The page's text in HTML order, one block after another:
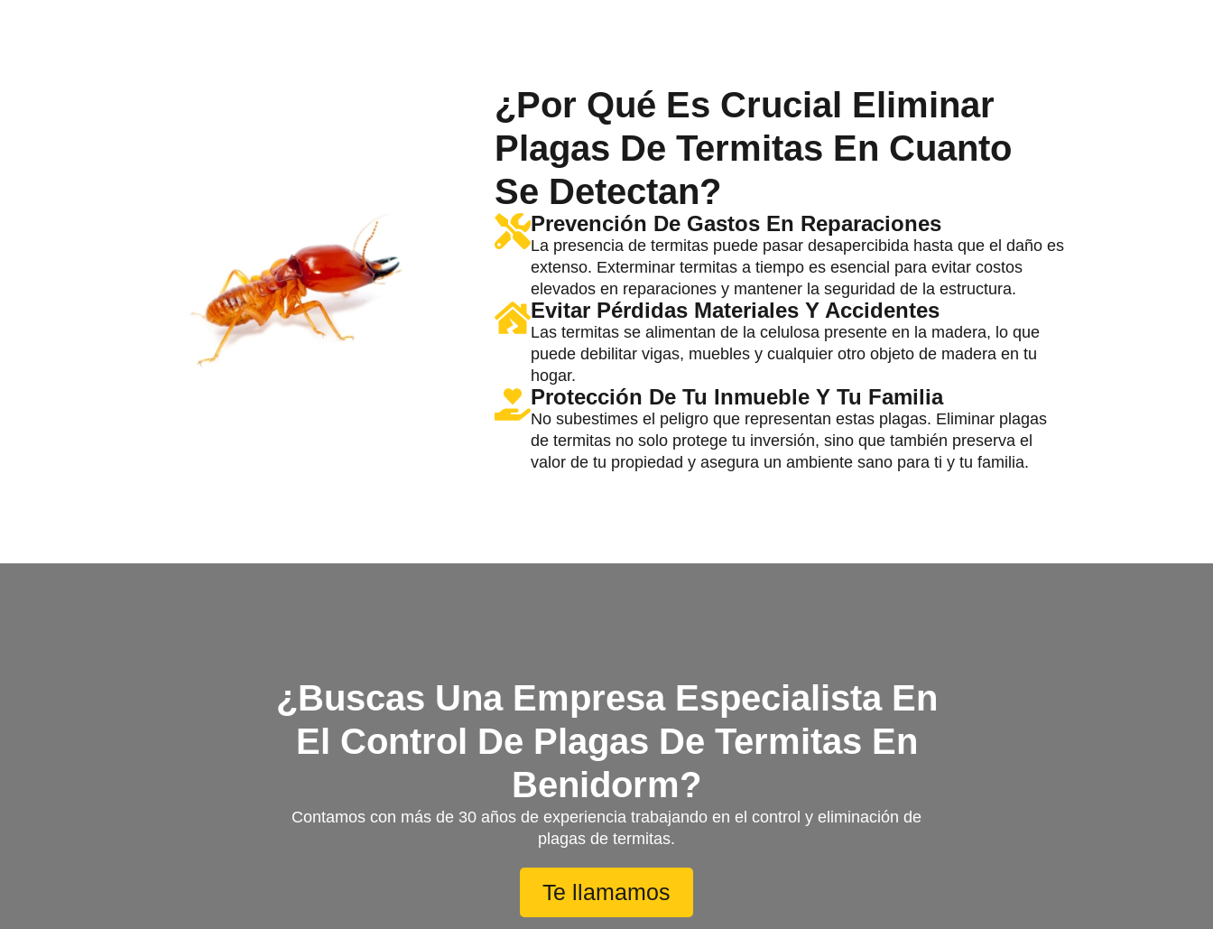
¿Por Qué Es Crucial Eliminar
Plagas De Termitas En Cuanto
Se Detectan?
Prevención De Gastos En Reparaciones
La presencia de termitas puede pasar desapercibida hasta que el daño es
extenso. Exterminar termitas a tiempo es esencial para evitar costos
elevados en reparaciones y mantener la seguridad de la estructura.
Evitar Pérdidas Materiales Y Accidentes
Las termitas se alimentan de la celulosa presente en la madera, lo que
puede debilitar vigas, muebles y cualquier otro objeto de madera en tu
hogar.
Protección De Tu Inmueble Y Tu Familia
No subestimes el peligro que representan estas plagas. Eliminar plagas
de termitas no solo protege tu inversión, sino que también preserva el
valor de tu propiedad y asegura un ambiente sano para ti y tu familia.
¿Buscas Una Empresa Especialista En
El Control De Plagas De Termitas En
Benidorm?
Contamos con más de 30 años de experiencia trabajando en el control y eliminación de
plagas de termitas.
Te llamamos